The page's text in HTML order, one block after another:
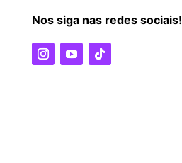
Nos siga nas redes sociais!